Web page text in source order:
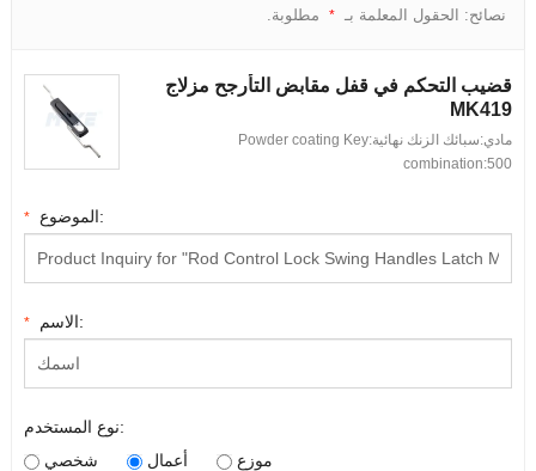
نصائح: الحقول المعلمة بـ
* مطلوبة.
قضيب التحكم في قفل مقابض التأرجح مزلاج
MK419
مادي:سبائك الزنك نهائية:Powder coating Key
combination:500
* الموضوع:
* الاسم:
نوع المستخدم:
شخصي
أعمال موزع